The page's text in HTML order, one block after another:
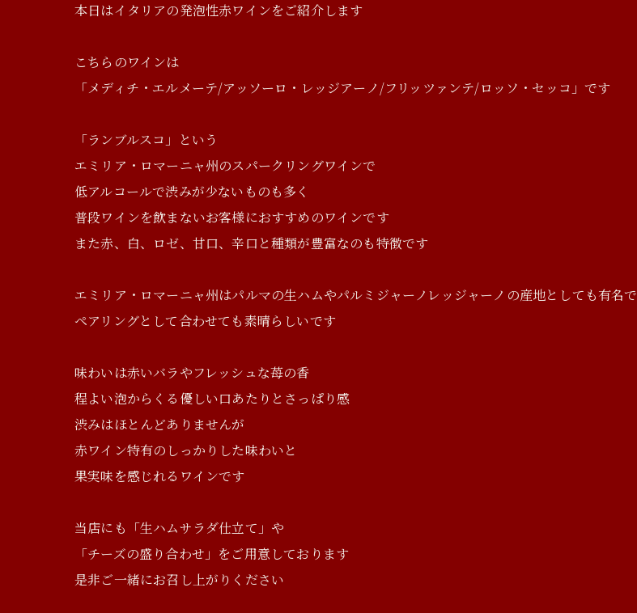
本日はイタリアの発泡性赤ワインをご紹介します
こちらのワインは
「メディチ・エルメーテ/アッソーロ・レッジアーノ/フリッツァンテ/ロッソ・セッコ」です
「ランブルスコ」という
エミリア・ロマーニャ州のスパークリングワインで
低アルコールで渋みが少ないものも多く
普段ワインを飲まないお客様におすすめのワインです
また赤、白、ロゼ、甘口、辛口と種類が豊富なのも特徴です
エミリア・ロマーニャ州はパルマの生ハムやパルミジャーノレッジャーノの産地としても有名で
ペアリングとして合わせても素晴らしいです
味わいは赤いバラやフレッシュな苺の香
程よい泡からくる優しい口あたりとさっぱり感
渋みはほとんどありませんが
赤ワイン特有のしっかりした味わいと
果実味を感じれるワインです
当店にも「生ハムサラダ仕立て」や
「チーズの盛り合わせ」をご用意しております
是非ご一緒にお召し上がりください